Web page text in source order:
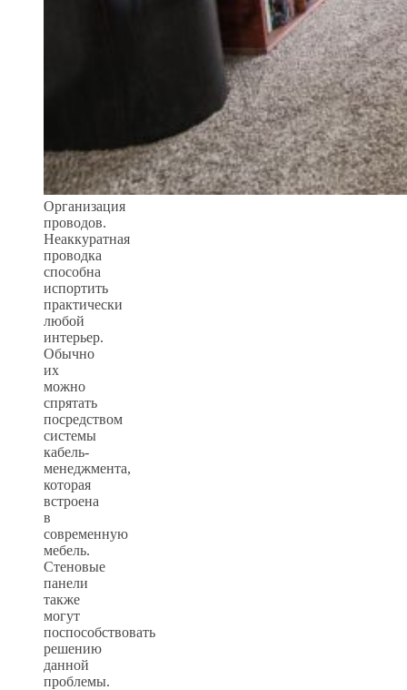
Организация
проводов.
Неаккуратная
проводка
способна
испортить
практически
любой
интерьер.
Обычно
их
можно
спрятать
посредством
системы
кабель-
менеджмента,
которая
встроена
в
современную
мебель.
Стеновые
панели
также
могут
поспособствовать
решению
данной
проблемы.